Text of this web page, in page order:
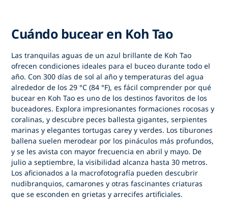
Cuándo bucear en Koh Tao
Las tranquilasaguas de un azul brillante de Koh Tao
ofrecen condiciones ideales para el buceo durante todo el
año. Con 300 días de sol al año y temperaturas del agua
alrededor de los 29 °C (84 °F), es fácil comprender por qué
bucear en Koh Tao es uno de los destinos favoritos de los
buceadores. Explora impresionantes formaciones rocosas y
coralinas, y descubre peces ballesta gigantes, serpientes
marinas y elegantes tortugas carey y verdes. Los tiburones
ballena suelen merodear por los pináculos más profundos,
y se les avista con mayor frecuencia en abril y mayo. De
julio a septiembre, la visibilidad alcanza hasta 30 metros.
Los aficionados a la macrofotografía pueden descubrir
nudibranquios, camarones y otras fascinantes criaturas
que se esconden en grietas y arrecifes artificiales.